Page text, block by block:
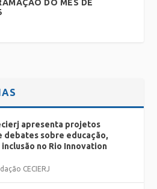
DO MÊS DE
apresenta projetos
debates sobre educação,
no Rio Innovation
CECIERJ